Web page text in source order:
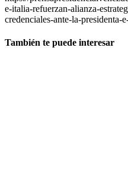
e-italia-refuerzan-alianza-
credenciales-ante-la-presidenta-
También te puede interesar